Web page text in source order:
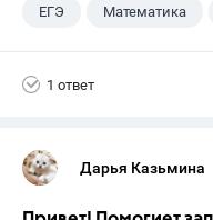
ЕГЭ Математика
1 ответ
Дарья Казьмина